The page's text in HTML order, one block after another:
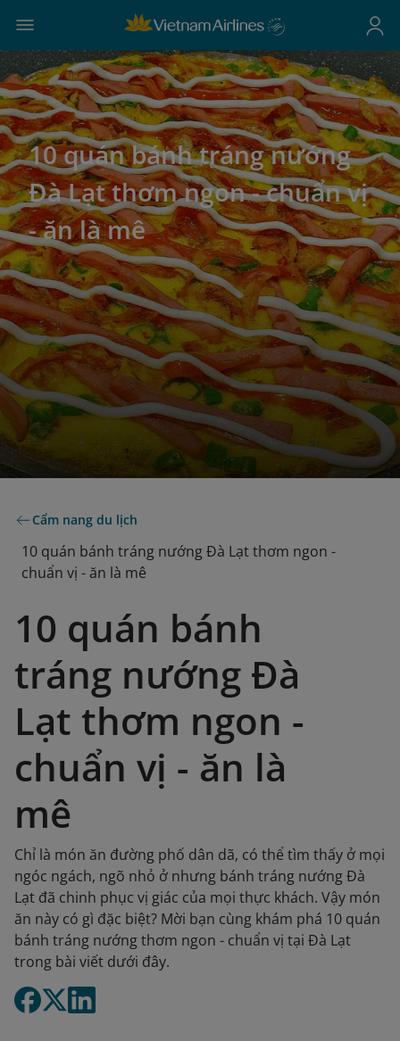
10 quán bánh tráng nướng
Đà Lạt thơm ngon - chuẩn vị
- ăn là mê
Cẩm nang du lịch
10 quán bánh tráng nướng Đà Lạt thơm ngon -
chuẩn vị - ăn là mê
10 quán bánh
tráng nướng Đà
Lạt thơm ngon -
chuẩn vị - ăn là
mê
Chỉ là món ăn đường phố dân dã, có thể tìm thấy ở mọi
ngóc ngách, ngõ nhỏ ở nhưng bánh tráng nướng Đà
Lạt đã chinh phục vị giác của mọi thực khách. Vậy món
ăn này có gì đặc biệt? Mời bạn cùng khám phá 10 quán
bánh tráng nướng thơm ngon - chuẩn vị tại Đà Lạt
trong bài viết dưới đây.